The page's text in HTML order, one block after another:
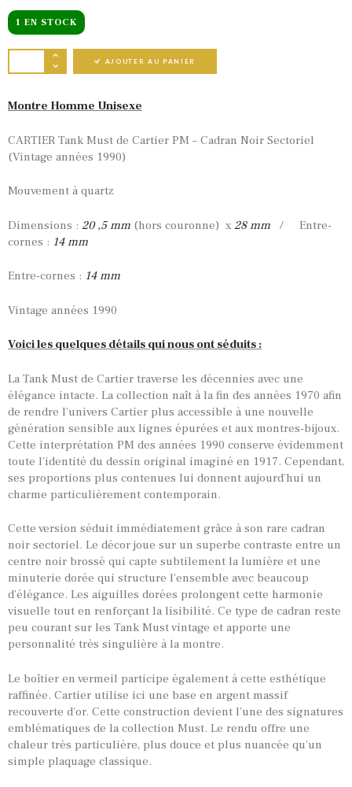
TOUTES NOS VINTAGES
MONTRES PAR HISTOIRES
CONTACTS & HISTORIQUE
PANIER
1 EN STOCK
QUANTITÉ DE CARTIER TANK MUST DE
AJOUTER AU PANIER
Montre Homme Unisexe
CARTIER Tank Must de Cartier PM – Cadran Noir Sectoriel
(Vintage années 1990)
Mouvement à quartz
Dimensions : 20 ,5 mm (hors couronne) x 28 mm
/ Entre-
cornes : 14 mm
Entre-cornes : 14 mm
Vintage années 1990
Voici les quelques détails qui nous ont séduits :
La Tank Must de Cartier traverse les décennies avec une
élégance intacte. La collection naît à la fin des années 1970 afin
de rendre l’univers Cartier plus accessible à une nouvelle
génération sensible aux lignes épurées et aux montres-bijoux.
Cette interprétation PM des années 1990 conserve évidemment
toute l’identité du dessin original imaginé en 1917. Cependant,
ses proportions plus contenues lui donnent aujourd’hui un
charme particulièrement contemporain.
Cette version séduit immédiatement grâce à son rare cadran
noir sectoriel. Le décor joue sur un superbe contraste entre un
centre noir brossé qui capte subtilement la lumière et une
minuterie dorée qui structure l’ensemble avec beaucoup
d’élégance. Les aiguilles dorées prolongent cette harmonie
visuelle tout en renforçant la lisibilité. Ce type de cadran reste
peu courant sur les Tank Must vintage et apporte une
personnalité très singulière à la montre.
Le boîtier en vermeil participe également à cette esthétique
raffinée. Cartier utilise ici une base en argent massif
recouverte d’or. Cette construction devient l’une des signatures
emblématiques de la collection Must. Le rendu offre une
chaleur très particulière, plus douce et plus nuancée qu’un
simple plaquage classique.